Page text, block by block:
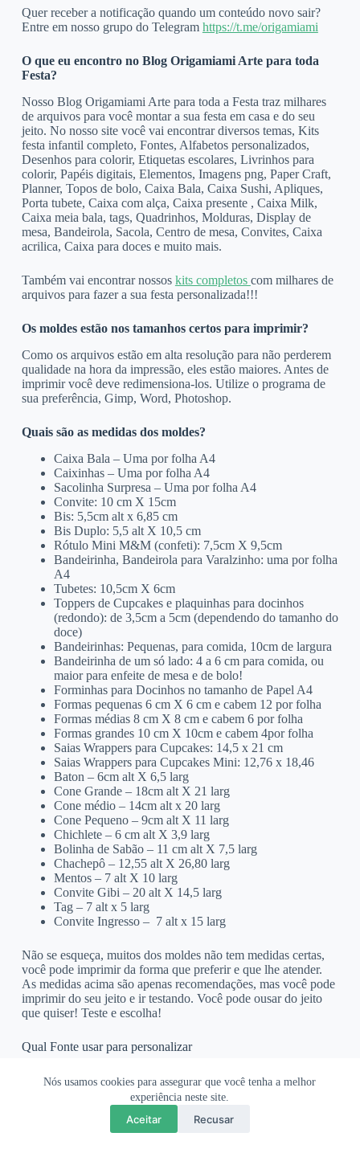
Nós usamos cookies para assegurar que você tenha a melhor
experiência neste site.
Aceitar Recusar
Quer receber a notificação quando um conteúdo novo sair?
Entre em nosso grupo do Telegram https://t.me/origamiami
O que eu encontro no Blog Origamiami Arte para toda
Festa?
Nosso Blog Origamiami Arte para toda a Festa traz milhares
de arquivos para você montar a sua festa em casa e do seu
jeito. No nosso site você vai encontrar diversos temas, Kits
festa infantil completo, Fontes, Alfabetos personalizados,
Desenhos para colorir, Etiquetas escolares, Livrinhos para
colorir, Papéis digitais, Elementos, Imagens png, Paper Craft,
Planner, Topos de bolo, Caixa Bala, Caixa Sushi, Apliques,
Porta tubete, Caixa com alça, Caixa presente , Caixa Milk,
Caixa meia bala, tags, Quadrinhos, Molduras, Display de
mesa, Bandeirola, Sacola, Centro de mesa, Convites, Caixa
acrilica, Caixa para doces e muito mais.
Também vai encontrar nossos kits completos com milhares de
arquivos para fazer a sua festa personalizada!!!
Os moldes estão nos tamanhos certos para imprimir?
Como os arquivos estão em alta resolução para não perderem
qualidade na hora da impressão, eles estão maiores. Antes de
imprimir você deve redimensiona-los. Utilize o programa de
sua preferência, Gimp, Word, Photoshop.
Quais são as medidas dos moldes?
Caixa Bala – Uma por folha A4
Caixinhas – Uma por folha A4
Sacolinha Surpresa – Uma por folha A4
Convite: 10 cm X 15cm
Bis: 5,5cm alt x 6,85 cm
Bis Duplo: 5,5 alt X 10,5 cm
Rótulo Mini M&M (confeti): 7,5cm X 9,5cm
Bandeirinha, Bandeirola para Varalzinho: uma por folha
A4
Tubetes: 10,5cm X 6cm
Toppers de Cupcakes e plaquinhas para docinhos
(redondo): de 3,5cm a 5cm (dependendo do tamanho do
doce)
Bandeirinhas: Pequenas, para comida, 10cm de largura
Bandeirinha de um só lado: 4 a 6 cm para comida, ou
maior para enfeite de mesa e de bolo!
Forminhas para Docinhos no tamanho de Papel A4
Formas pequenas 6 cm X 6 cm e cabem 12 por folha
Formas médias 8 cm X 8 cm e cabem 6 por folha
Formas grandes 10 cm X 10cm e cabem 4por folha
Saias Wrappers para Cupcakes: 14,5 x 21 cm
Saias Wrappers para Cupcakes Mini: 12,76 x 18,46
Baton – 6cm alt X 6,5 larg
Cone Grande – 18cm alt X 21 larg
Cone médio – 14cm alt x 20 larg
Cone Pequeno – 9cm alt X 11 larg
Chichlete – 6 cm alt X 3,9 larg
Bolinha de Sabão – 11 cm alt X 7,5 larg
Chachepô – 12,55 alt X 26,80 larg
Mentos – 7 alt X 10 larg
Convite Gibi – 20 alt X 14,5 larg
Tag – 7 alt x 5 larg
Convite Ingresso – 7 alt x 15 larg
Não se esqueça, muitos dos moldes não tem medidas certas,
você pode imprimir da forma que preferir e que lhe atender.
As medidas acima são apenas recomendações, mas você pode
imprimir do seu jeito e ir testando. Você pode ousar do jeito
que quiser! Teste e escolha!
Qual Fonte usar para personalizar
é utilizar uma das fontes do site.
Nós temos uma seção com diversas fontes, clique
acessar todas as fontes, temos certeza que alguma será util